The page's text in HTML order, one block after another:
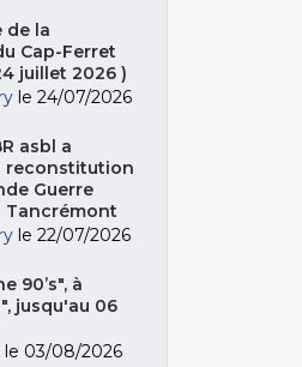
de la
Cap-Ferret
juillet 2026 )
le 24/07/2026
asbl a
reconstitution
Guerre
Tancrémont
le 22/07/2026
90’s", à
jusqu'au 06
le 03/08/2026